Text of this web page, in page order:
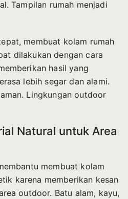
Tampilan rumah menjadi
membuat kolam rumah
dilakukan dengan cara
hasil yang
lebih segar dan alami.
Lingkungan outdoor
Natural untuk Area
membuat kolam
karena memberikan kesan
outdoor. Batu alam, kayu,